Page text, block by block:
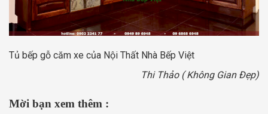
Tủ bếp gỗ căm xe của Nội Thất Nhà Bếp Việt
Thi Thảo ( Không Gian Đẹp)
Mời bạn xem thêm :